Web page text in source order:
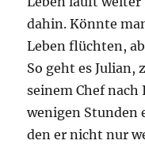
dahin. Könnte
Leben flüchten,
So geht es Julian,
seinem Chef
wenigen Stunden
den er nicht nur